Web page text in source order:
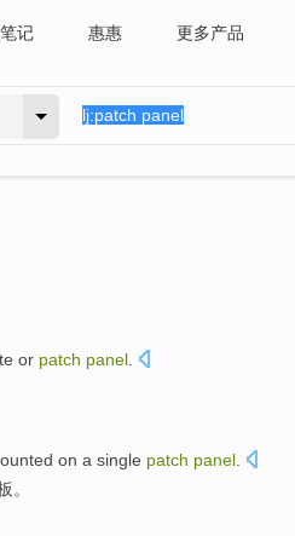
记 惠惠 更多产品
or patch panel
on a single patch panel
。